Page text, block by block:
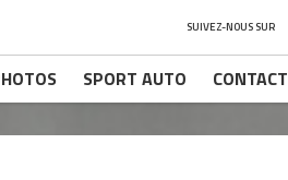
SUIVEZ-NOUS SUR
SPORT AUTO CONTACT